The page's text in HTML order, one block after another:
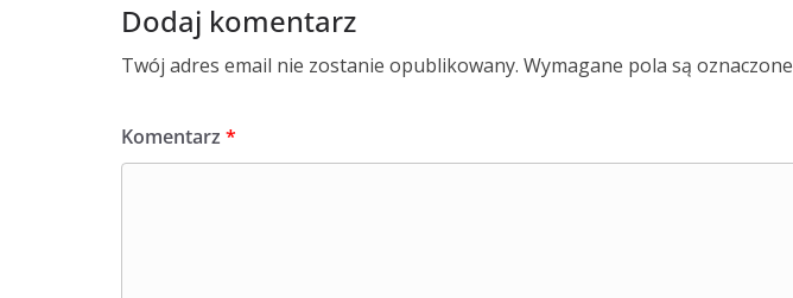
Dodaj komentarz
Twój adres email nie zostanie opublikowany. Wymagane pola są oznaczone
Komentarz *